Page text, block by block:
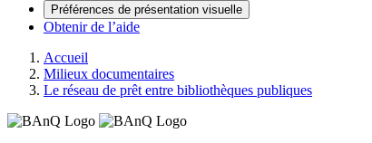
Préférences de présentation visuelle
Obtenir de l’aide
Accueil
Milieux documentaires
Le réseau de prêt entre bibliothèques publiques